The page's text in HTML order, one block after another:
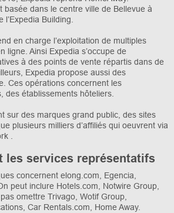
basée dans le centre ville de Bellevue à
l’Expedia Building.
en charge l’exploitation de multiples
ligne. Ainsi Expedia s’occupe de
à des points de vente répartis dans de
Expedia propose aussi des
Ces opérations concernent les
des établissements hôteliers.
sur des marques grand public, des sites
plusieurs milliers d’affiliés qui oeuvrent via
.
les services représentatifs
concernent elong.com, Egencia,
peut inclure Hotels.com, Notwire Group,
omettre Trivago, Wotif Group,
Car Rentals.com, Home Away.